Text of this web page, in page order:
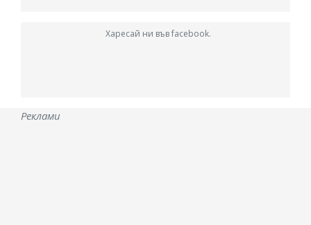
Харесай ни във facebook.
Реклами